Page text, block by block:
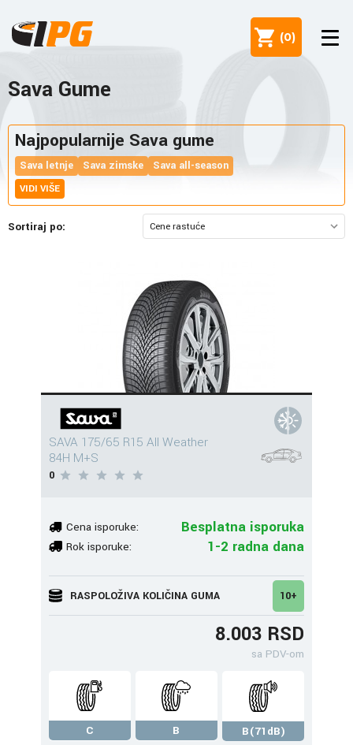
(0)
Sava Gume
Najpopularnije Sava gume
Sava letnje Sava zimske Sava all-season
VIDI VIŠE
Sortiraj po:
SAVA 175/65 R15 All Weather
84H M+S
0
Cena isporuke: Besplatna isporuka
Rok isporuke: 1-2 radna dana
RASPOLOŽIVA KOLIČINA GUMA 10+
8.003 RSD
sa PDV-om
C B
B(71dB)